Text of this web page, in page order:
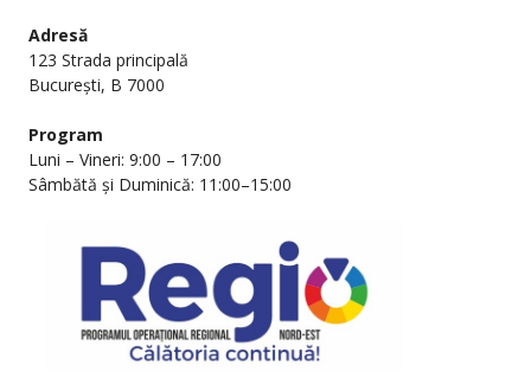
Adresă
123 Strada principală
București, B 7000
Program
Luni – Vineri: 9:00 – 17:00
Sâmbătă și Duminică: 11:00–15:00